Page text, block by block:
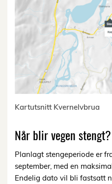
Kartutsnitt Kvernelvbrua
Når blir vegen stengt?
Planlagt stengeperiode er
september, med en
Endelig dato vil bli fastsatt